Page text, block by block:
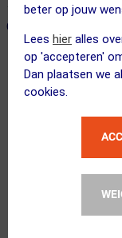
beter op jouw
Lees hier alles
op 'accepteren'
Dan plaatsen we
cookies.
← Terug naar
ONZE